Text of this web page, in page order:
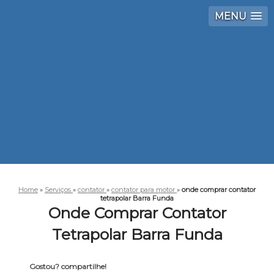
MENU
Home » Serviços » contator » contator para motor » onde comprar contator
tetrapolar Barra Funda
Onde Comprar Contator
Tetrapolar Barra Funda
Gostou? compartilhe!